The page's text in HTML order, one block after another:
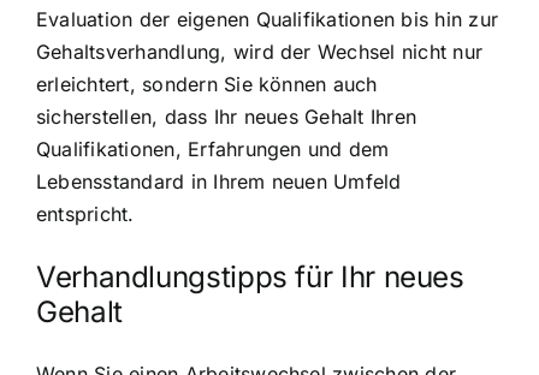
Evaluation der eigenen Qualifikationen bis hin zur
Gehaltsverhandlung, wird der Wechsel nicht nur
erleichtert, sondern Sie können auch
sicherstellen, dass Ihr neues Gehalt Ihren
Qualifikationen, Erfahrungen und dem
Lebensstandard in Ihrem neuen Umfeld
entspricht.
Verhandlungstipps für Ihr neues
Gehalt